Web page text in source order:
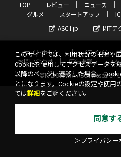
TOP レビュー ニュース
グルメ
スタートアップ
ASCII.jp
MITテ
サイトポリシー プライバシー
お問い合わせ
広告掲載 ス
©KADOKAWA ASCII Research
このサイトでは、利用状況の把握や
Cookieを使用してアクセスデータを
以降のページに遷移した場合、
とになります。Cookieの設定や使用
ては詳細 をご覧ください。
同意す
＞プライバシー